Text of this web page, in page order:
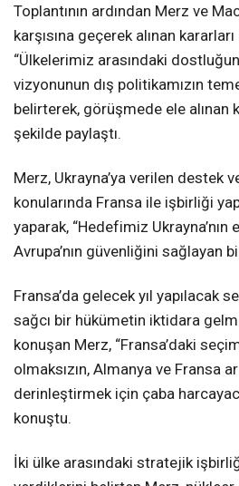
Toplantının ardından Merz ve
karşısına geçerek alınan kararları
“Ülkelerimiz arasındaki
vizyonunun dış politikamızın
belirterek, görüşmede ele alınan
şekilde paylaştı.
Merz, Ukrayna’ya verilen destek
konularında Fransa ile işbirliği
yaparak, “Hedefimiz
Avrupa’nın güvenliğini sağlayan
Fransa’da gelecek yıl yapılacak
sağcı bir hükümetin iktidara
konuşan Merz, “Fransa’daki
olmaksızın, Almanya ve Fransa
derinleştirmek için çaba
konuştu.
İki ülke arasındaki stratejik